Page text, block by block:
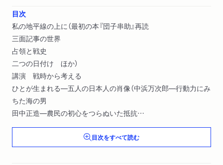
目次
私の地平線の上に（最初の本『団子串助』再読
三面記事の世界
占領と戦史
二つの日付け ほか）
講演 戦時から考える
ひとが生まれる―五人の日本人の肖像（中浜万次郎―行動力にみ
ちた海の男
田中正造―農民の初心をつらぬいた抵抗
横田英子―明治の代表的日本女性
金子ふみ子―無籍者として生きる
林尹夫―死を見つめる）
目次をすべて読む